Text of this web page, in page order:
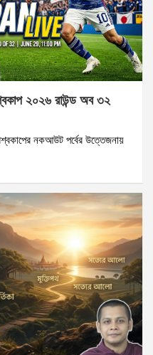
২০২৬ রাউন্ড অব ৩২
নকআউট পর্বের উত্তেজনায়